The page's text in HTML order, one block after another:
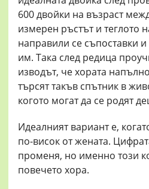
600 двойки на възраст
измерен ръстът и теглото
направили се съпоставки
им. Така след редица
изводът, че хората
търсят такъв спътник в
когото могат да се родят
Идеалният вариант е,
по-висок от жената.
променя, но именно този
повечето хора.